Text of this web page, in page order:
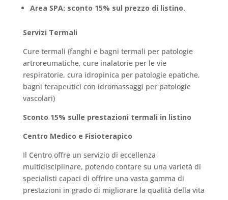
Area SPA: sconto 15% sul prezzo di listino.
Servizi Termali
Cure termali (fanghi e bagni termali per patologie
artroreumatiche, cure inalatorie per le vie
respiratorie, cura idropinica per patologie epatiche,
bagni terapeutici con idromassaggi per patologie
vascolari)
Sconto 15% sulle prestazioni termali in listino
Centro Medico e Fisioterapico
Il Centro offre un servizio di eccellenza
multidisciplinare, potendo contare su una varietà di
specialisti capaci di offrire una vasta gamma di
prestazioni in grado di migliorare la qualità della vita